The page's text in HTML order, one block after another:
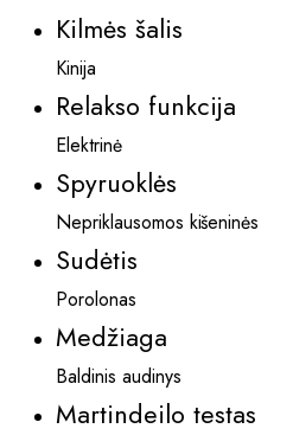
Kilmės šalis
Kinija
Relakso funkcija
Elektrinė
Spyruoklės
Nepriklausomos kišeninės
Sudėtis
Porolonas
Medžiaga
Baldinis audinys
Martindeilo testas